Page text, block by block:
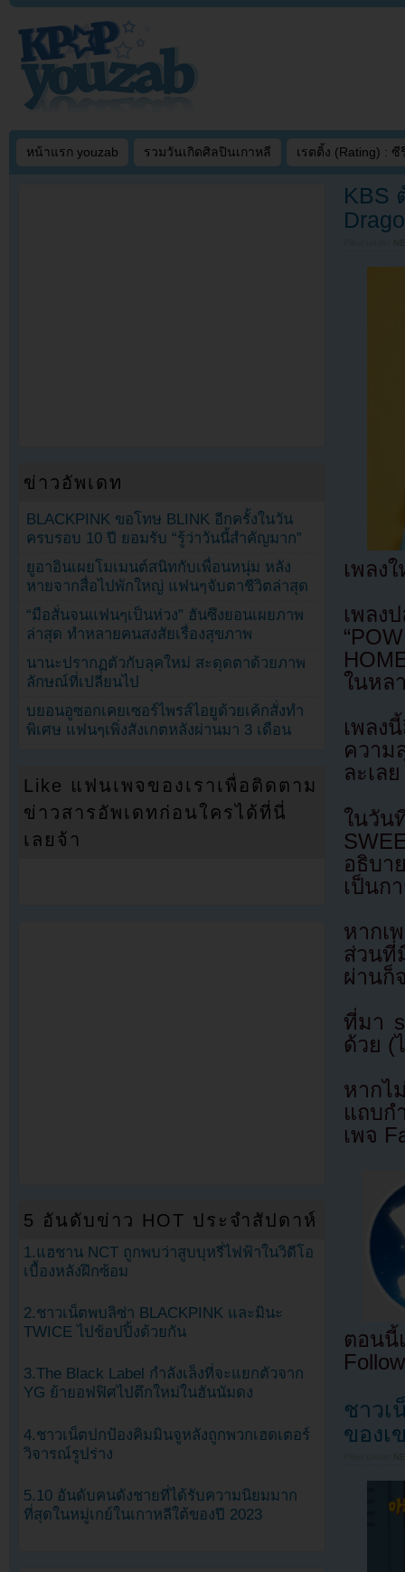
หน้าแรก youzab รวมวันเกิดศิลปินเกาหลี เรตติ้ง (Rating) : ซี
KBS
เพลง
เพลง
ในหล
เพลง
ความ
ละเลย
ในวัน
อธิบา
เป็นก
หากเ
ส่วนที่
ผ่านก็
ที่มา
ด้วย (
หากไ
แถบก
เพจ
ตอนนี้
ชาว
ของเ
ข่าวอัพเดท
BLACKPINK ขอโทษ BLINK อีกครั้งในวัน
ครบรอบ 10 ปี ยอมรับ “รู้ว่าวันนี้สำคัญมาก”
ยูอาอินเผยโมเมนต์สนิทกับเพื่อนหนุ่ม หลัง
หายจากสื่อไปพักใหญ่ แฟนๆจับตาชีวิตล่าสุด
“มือสั่นจนแฟนๆเป็นห่วง” ฮันซึงยอนเผยภาพ
ล่าสุด ทำหลายคนสงสัยเรื่องสุขภาพ
นานะปรากฏตัวกับลุคใหม่ สะดุดตาด้วยภาพ
ลักษณ์ที่เปลี่ยนไป
บยอนอูซอกเคยเซอร์ไพรส์ไอยูด้วยเค้กสั่งทำ
พิเศษ แฟนๆเพิ่งสังเกตหลังผ่านมา 3 เดือน
Like แฟนเพจของเราเพื่อติดตาม
ข่าวสารอัพเดทก่อนใครได้ที่นี่
เลยจ้า
5 อันดับข่าว HOT ประจำสัปดาห์
1.แฮชาน NCT ถูกพบว่าสูบบุหรี่ไฟฟ้าในวิดีโอ
เบื้องหลังฝึกซ้อม
2.ชาวเน็ตพบลิซ่า BLACKPINK และมินะ
TWICE ไปช้อปปิ้งด้วยกัน
3.The Black Label กำลังเล็งที่จะแยกตัวจาก
YG ย้ายอฟฟิศไปตึกใหม่ในฮันนัมดง
4.ชาวเน็ตปกป้องคิมมินจูหลังถูกพวกเฮดเตอร์
วิจารณ์รูปร่าง
5.10 อันดับคนดังชายที่ได้รับความนิยมมาก
ที่สุดในหมู่เกย์ในเกาหลีใต้ของปี 2023